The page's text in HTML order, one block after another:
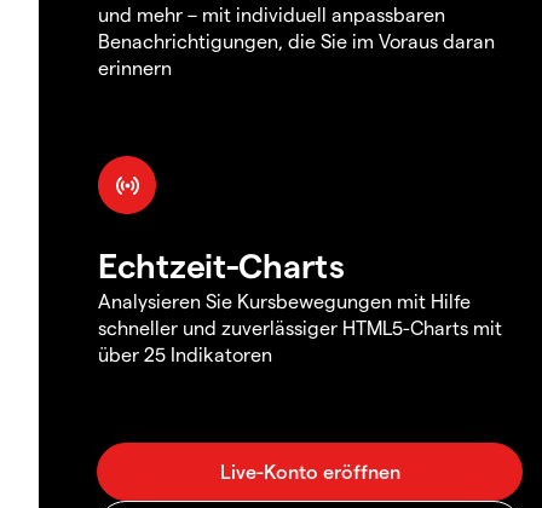
und mehr – mit individuell anpassbaren
Benachrichtigungen, die Sie im Voraus daran
erinnern
Echtzeit-Charts
Analysieren Sie Kursbewegungen mit Hilfe
schneller und zuverlässiger HTML5-Charts mit
über 25 Indikatoren